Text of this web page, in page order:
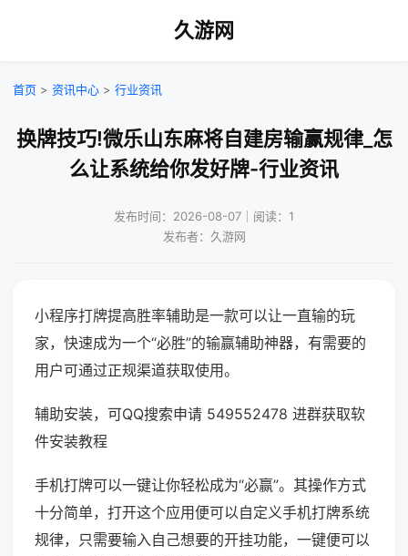
久游网
首页 > 资讯中心 > 行业资讯
换牌技巧!微乐山东麻将自建房输赢规律_怎
么让系统给你发好牌-行业资讯
发布时间：2026-08-07｜阅读：1
发布者：久游网
小程序打牌提高胜率辅助是一款可以让一直输的玩
家，快速成为一个“必胜”的输赢辅助神器，有需要的
用户可通过正规渠道获取使用。
辅助安装，可QQ搜索申请 549552478 进群获取软
件安装教程
手机打牌可以一键让你轻松成为“必赢”。其操作方式
十分简单，打开这个应用便可以自定义手机打牌系统
规律，只需要输入自己想要的开挂功能，一键便可以